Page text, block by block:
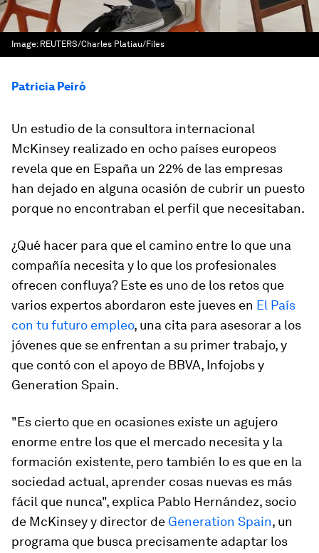
Image: REUTERS/Charles Platiau/Files
Patricia Peiró
Un estudio de la consultora internacional
McKinsey realizado en ocho países europeos
revela que en España un 22% de las empresas
han dejado en alguna ocasión de cubrir un puesto
porque no encontraban el perfil que necesitaban.
¿Qué hacer para que el camino entre lo que una
compañía necesita y lo que los profesionales
ofrecen confluya? Este es uno de los retos que
varios expertos abordaron este jueves en El País
con tu futuro empleo, una cita para asesorar a los
jóvenes que se enfrentan a su primer trabajo, y
que contó con el apoyo de BBVA, Infojobs y
Generation Spain.
"Es cierto que en ocasiones existe un agujero
enorme entre los que el mercado necesita y la
formación existente, pero también lo es que en la
sociedad actual, aprender cosas nuevas es más
fácil que nunca", explica Pablo Hernández, socio
de McKinsey y director de Generation Spain, un
programa que busca precisamente adaptar los